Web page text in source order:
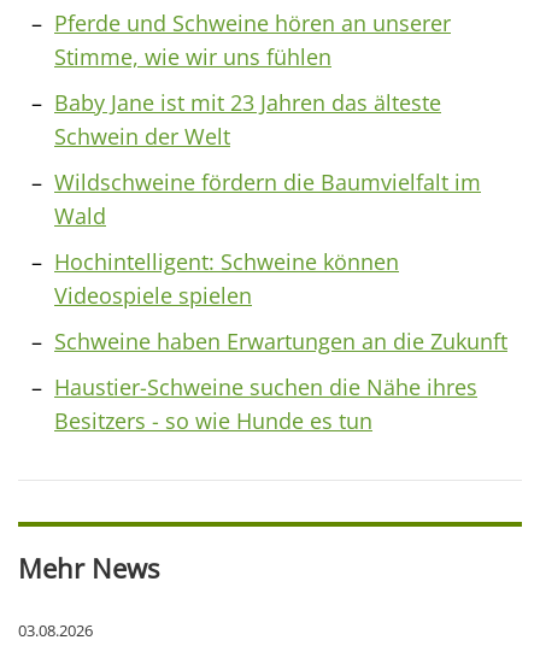
Pferde und Schweine hören an unserer
Stimme, wie wir uns fühlen
Baby Jane ist mit 23 Jahren das älteste
Schwein der Welt
Wildschweine fördern die Baumvielfalt im
Wald
Hochintelligent: Schweine können
Videospiele spielen
Schweine haben Erwartungen an die Zukunft
Haustier-Schweine suchen die Nähe ihres
Besitzers - so wie Hunde es tun
Mehr News
03.08.2026